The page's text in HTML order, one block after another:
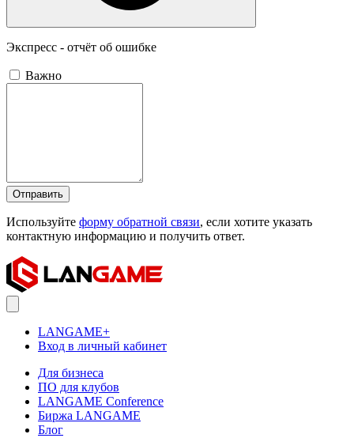
Экспресс - отчёт об ошибке
Важно
Отправить
Используйте форму обратной связи, если хотите указать
контактную информацию и получить ответ.
LANGAME+
Вход в личный кабинет
Для бизнеса
ПО для клубов
LANGAME Conference
Биржа LANGAME
Блог